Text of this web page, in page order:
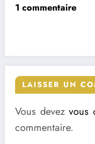
1 commentaire
LAISSER UN
Vous devezvous
commentaire.